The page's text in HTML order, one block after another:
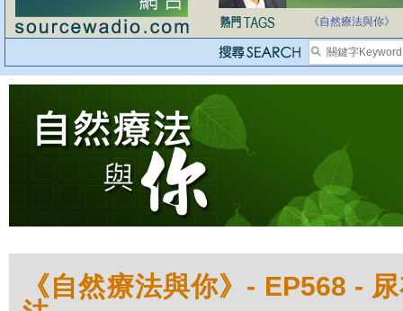
《自然療法與你》
《自然療法與你》- EP568 -